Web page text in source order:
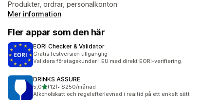
Produkter, ordrar, personalkonton
Mer information
Fler appar som den här
EORI Checker & Validator
Gratis testversion tillgänglig
Validera företagskunder i EU med direkt EORI-verifiering.
DRINKS ASSURE
5,0av 5 stjärnor
(12)
12 recensioner totalt
• $250/månad
Alkoholskatt och regelefterlevnad i realtid på ett enkelt sätt